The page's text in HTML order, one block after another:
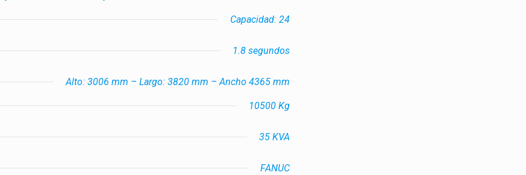
Capacidad: 24
1.8 segundos
Alto: 3006 mm – Largo: 3820 mm – Ancho 4365 mm
10500 Kg
35 KVA
FANUC